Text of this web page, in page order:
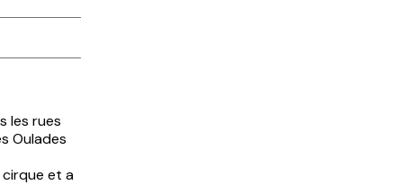
les rues
Oulades
cirque et a